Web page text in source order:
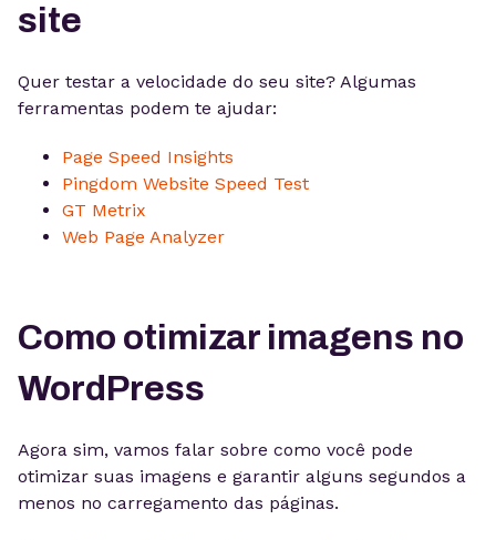
site
Quer testar a velocidade do seu site? Algumas
ferramentas podem te ajudar:
Page Speed Insights
Pingdom Website Speed Test
GT Metrix
Web Page Analyzer
Como otimizar imagens no
WordPress
Agora sim, vamos falar sobre como você pode
otimizar suas imagens e garantir alguns segundos a
menos no carregamento das páginas.